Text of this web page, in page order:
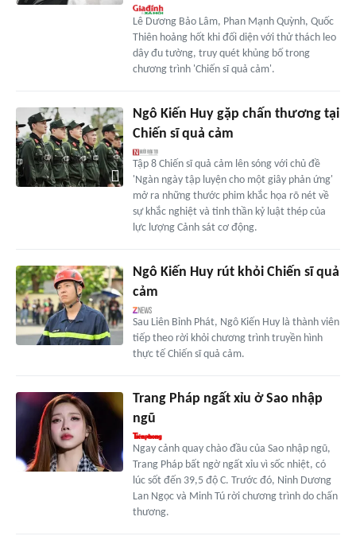
Lê Dương Bảo Lâm, Phan Mạnh Quỳnh, Quốc
Thiên hoảng hốt khi đối diện với thử thách leo
dây đu tường, truy quét khủng bố trong
chương trình 'Chiến sĩ quả cảm'.
Ngô Kiến Huy gặp chấn thương tại
Chiến sĩ quả cảm
Tập 8 Chiến sĩ quả cảm lên sóng với chủ đề
'Ngàn ngày tập luyện cho một giây phản ứng'
mở ra những thước phim khắc họa rõ nét về
sự khắc nghiệt và tinh thần kỷ luật thép của
lực lượng Cảnh sát cơ động.
Ngô Kiến Huy rút khỏi Chiến sĩ quả
cảm
Sau Liên Bỉnh Phát, Ngô Kiến Huy là thành viên
tiếp theo rời khỏi chương trình truyền hình
thực tế Chiến sĩ quả cảm.
Trang Pháp ngất xỉu ở Sao nhập
ngũ
Ngay cảnh quay chào đầu của Sao nhập ngũ,
Trang Pháp bất ngờ ngất xỉu vì sốc nhiệt, có
lúc sốt đến 39,5 độ C. Trước đó, Ninh Dương
Lan Ngọc và Minh Tú rời chương trình do chấn
thương.